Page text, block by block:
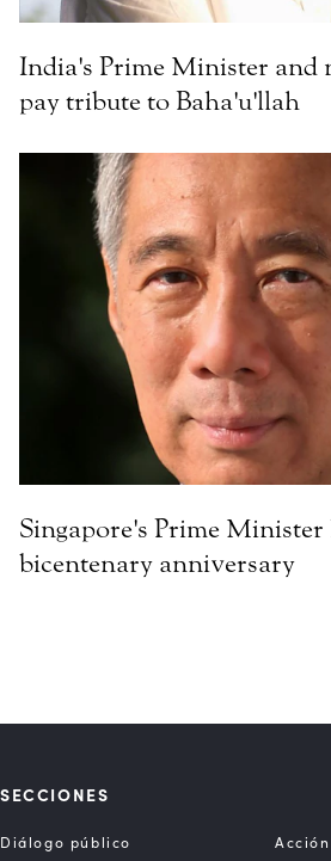
India's Prime Minister and
pay tribute to Baha'u'llah
Singapore's Prime
bicentenary anniversary
SECCIONES
Diálogo público